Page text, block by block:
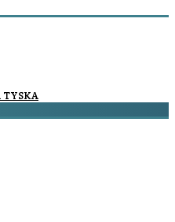
TYSKA
Värmlands